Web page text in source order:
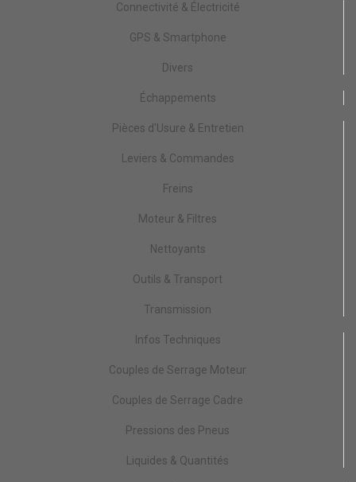
Connectivité & Électricité
GPS & Smartphone
Divers
Échappements
Pièces d'Usure & Entretien
Leviers & Commandes
Freins
Moteur & Filtres
Nettoyants
Outils & Transport
Transmission
Infos Techniques
Couples de Serrage Moteur
Couples de Serrage Cadre
Pressions des Pneus
Liquides & Quantités